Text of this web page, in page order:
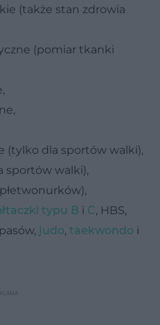
(także stan zdrowia
(pomiar tkanki
(tylko dla sportów walki),
sportów walki),
typu B i C, HBS,
judo, taekwondo i